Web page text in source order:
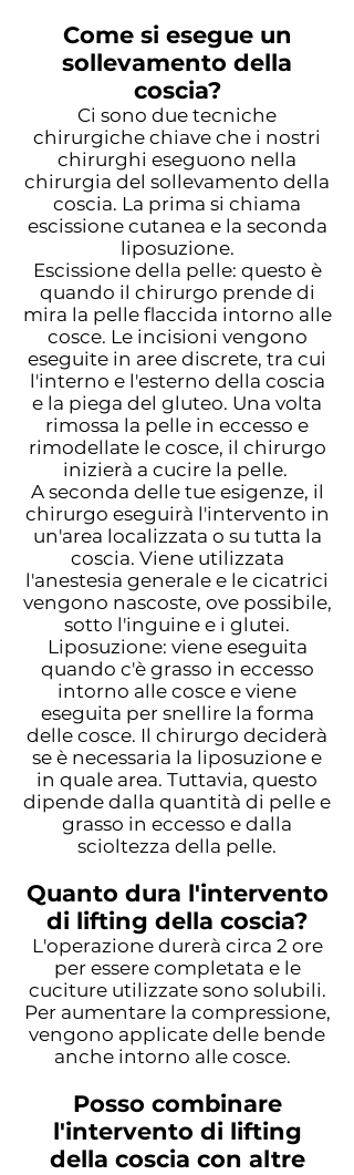
Come si esegue un
sollevamento della
coscia?
Ci sono due tecniche
chirurgiche chiave che i nostri
chirurghi eseguono nella
chirurgia del sollevamento della
coscia. La prima si chiama
escissione cutanea e la seconda
liposuzione.
Escissione della pelle: questo è
quando il chirurgo prende di
mira la pelle flaccida intorno alle
cosce. Le incisioni vengono
eseguite in aree discrete, tra cui
l'interno e l'esterno della coscia
e la piega del gluteo. Una volta
rimossa la pelle in eccesso e
rimodellate le cosce, il chirurgo
inizierà a cucire la pelle.
A seconda delle tue esigenze, il
chirurgo eseguirà l'intervento in
un'area localizzata o su tutta la
coscia. Viene utilizzata
l'anestesia generale e le cicatrici
vengono nascoste, ove possibile,
sotto l'inguine e i glutei.
Liposuzione: viene eseguita
quando c'è grasso in eccesso
intorno alle cosce e viene
eseguita per snellire la forma
delle cosce. Il chirurgo deciderà
se è necessaria la liposuzione e
in quale area. Tuttavia, questo
dipende dalla quantità di pelle e
grasso in eccesso e dalla
scioltezza della pelle.
Quanto dura l'intervento
di lifting della coscia?
L'operazione durerà circa 2 ore
per essere completata e le
cuciture utilizzate sono solubili.
Per aumentare la compressione,
vengono applicate delle bende
anche intorno alle cosce.
Posso combinare
l'intervento di lifting
della coscia con altre